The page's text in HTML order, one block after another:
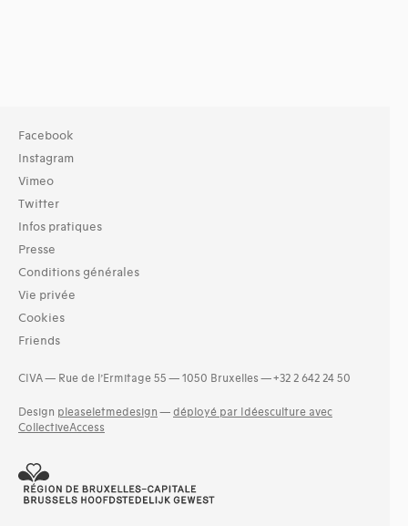
Facebook
Instagram
Vimeo
Twitter
Infos pratiques
Presse
Conditions générales
Vie privée
Cookies
Friends
CIVA — Rue de l’Ermitage 55 — 1050 Bruxelles — +32 2 642 24 50
Design pleaseletmedesign — déployé par Idéesculture avec
CollectiveAccess